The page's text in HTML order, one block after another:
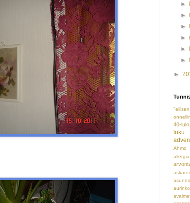
►
►
►
►
►
►
►
40-
luku
Ahmo
allergia